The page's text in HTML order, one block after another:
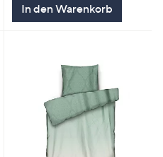
In den Warenkorb